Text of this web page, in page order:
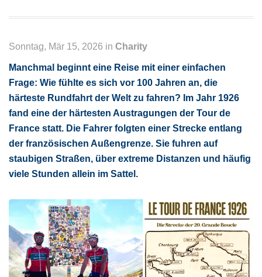
Sonntag, Mär 15, 2026 in Charity
Manchmal beginnt eine Reise mit einer einfachen
Frage: Wie fühlte es sich vor 100 Jahren an, die
härteste Rundfahrt der Welt zu fahren? Im Jahr 1926
fand eine der härtesten Austragungen der Tour de
France statt. Die Fahrer folgten einer Strecke entlang
der französischen Außengrenze. Sie fuhren auf
staubigen Straßen, über extreme Distanzen und häufig
viele Stunden allein im Sattel.